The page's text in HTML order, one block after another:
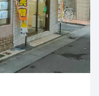
万円
ＤＫ
線 保谷 徒歩19分